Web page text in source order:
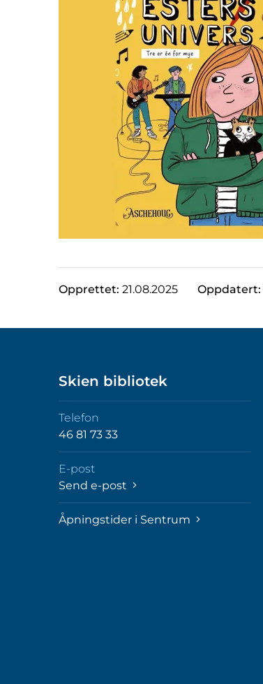
Opprettet: 21.08.2025 Oppdatert:
Skien bibliotek
Telefon
46 81 73 33
E-post
Send e-post
Åpningstider i Sentrum